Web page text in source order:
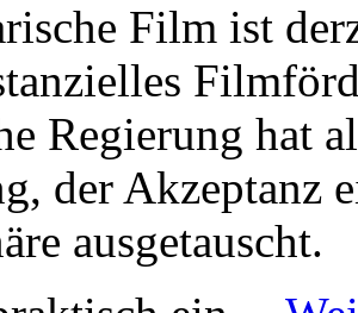
Film ist
Regierung hat
der Akzeptanz
ausgetauscht.